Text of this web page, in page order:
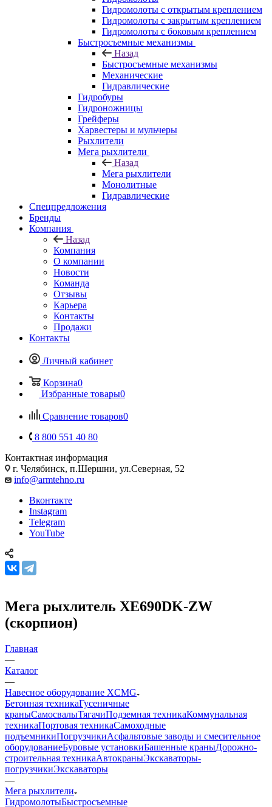
Гидромолоты с открытым креплением
Гидромолоты с закрытым креплением
Гидромолоты с боковым креплением
Быстросъемные механизмы
Назад
Быстросъемные механизмы
Механические
Гидравлические
Гидробуры
Гидроножницы
Грейферы
Харвестеры и мульчеры
Рыхлители
Мега рыхлители
Назад
Мега рыхлители
Монолитные
Гидравлические
Спецпредложения
Бренды
Компания
Назад
Компания
О компании
Новости
Команда
Отзывы
Карьера
Контакты
Продажи
Контакты
Личный кабинет
Корзина0
Избранные товары0
Сравнение товаров0
8 800 551 40 80
Контактная информация
г. Челябинск, п.Шершни, ул.Северная, 52
info@armtehno.ru
Вконтакте
Instagram
Telegram
YouTube
Мега рыхлитель XE690DK-ZW
(скорпион)
Главная
—
Каталог
—
Навесное оборудование XCMG
Бетонная техникаГусеничные
краныСамосвалыТягачиПодземная техникаКоммунальная
техникаПортовая техникаСамоходные
подъемникиПогрузчикиАсфальтовые заводы и смесительное
оборудованиеБуровые установкиБашенные краныДорожно-
строительная техникаАвтокраныЭкскаваторы-
погрузчикиЭкскаваторы
—
Мега рыхлители
ГидромолотыБыстросъемные